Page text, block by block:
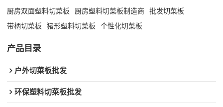
厨房双面塑料切菜板 厨房塑料切菜板制造商 批发切菜板
带柄切菜板 猪形塑料切菜板 个性化切菜板
产品目录
户外切菜板批发
环保塑料切菜板批发